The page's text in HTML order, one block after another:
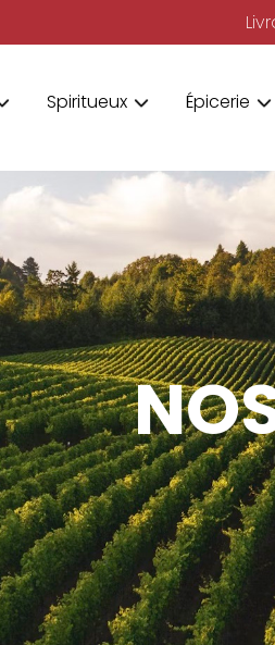
Spiritueux Épicerie